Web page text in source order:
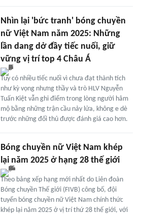
Nhìn lại 'bức tranh' bóng chuyền
nữ Việt Nam năm 2025: Những
lần dang dở đầy tiếc nuối, giữ
vững vị trí top 4 Châu Á
Tuy có nhiều tiếc nuối vì chưa đạt thành tích
như kỳ vọng nhưng thầy và trò HLV Nguyễn
Tuấn Kiệt vẫn ghi điểm trong lòng người hâm
mộ bằng những trận cầu nảy lửa, không e dè
trước những đối thủ được đánh giá cao hơn.
Bóng chuyền nữ Việt Nam khép
lại năm 2025 ở hạng 28 thế giới
Theo bảng xếp hạng mới nhất do Liên đoàn
Bóng chuyền Thế giới (FIVB) công bố, đội
tuyển bóng chuyền nữ Việt Nam chính thức
khép lại năm 2025 ở vị trí thứ 28 thế giới, với